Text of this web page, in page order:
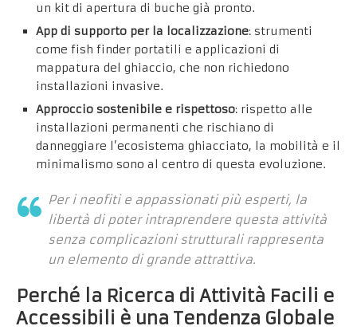
un kit di apertura di buche già pronto.
App di supporto per la localizzazione: strumenti
come fish finder portatili e applicazioni di
mappatura del ghiaccio, che non richiedono
installazioni invasive.
Approccio sostenibile e rispettoso: rispetto alle
installazioni permanenti che rischiano di
danneggiare l’ecosistema ghiacciato, la mobilità e il
minimalismo sono al centro di questa evoluzione.
Per i neofiti e appassionati più esperti, la
libertà di poter intraprendere questa attività
senza complicazioni strutturali rappresenta
un elemento di grande attrattiva.
Perché la Ricerca di Attività Facili e
Accessibili è una Tendenza Globale